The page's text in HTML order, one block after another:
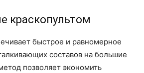
краскопультом
быстрое и равномерное
составов на большие
позволяет экономить